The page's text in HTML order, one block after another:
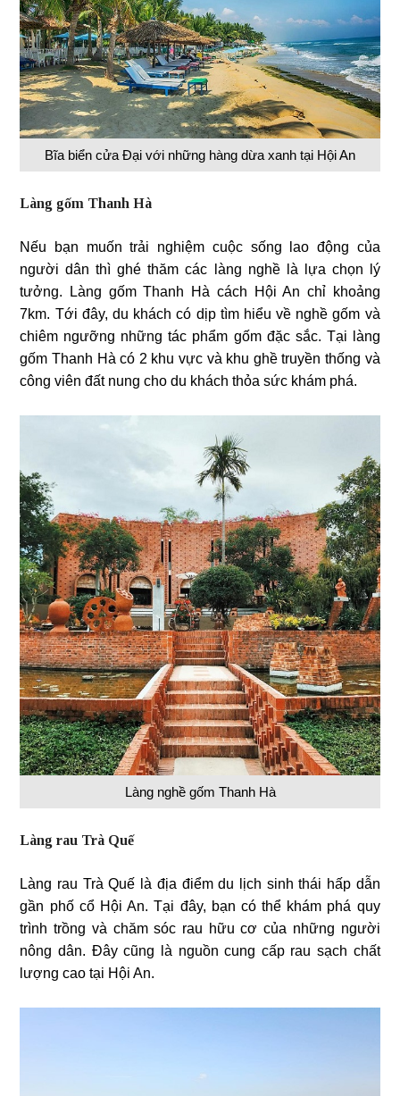
Bĩa biển cửa Đại với những hàng dừa xanh tại Hội An
Làng gốm Thanh Hà
Nếu bạn muốn trải nghiệm cuộc sống lao động của
người dân thì ghé thăm các làng nghề là lựa chọn lý
tưởng. Làng gốm Thanh Hà cách Hội An chỉ khoảng
7km. Tới đây, du khách có dịp tìm hiểu về nghề gốm và
chiêm ngưỡng những tác phẩm gốm đặc sắc. Tại làng
gốm Thanh Hà có 2 khu vực và khu ghề truyền thống và
công viên đất nung cho du khách thỏa sức khám phá.
Làng nghề gốm Thanh Hà
Làng rau Trà Quế
Làng rau Trà Quế là địa điểm du lịch sinh thái hấp dẫn
gần phố cổ Hội An. Tại đây, bạn có thể khám phá quy
trình trồng và chăm sóc rau hữu cơ của những người
nông dân. Đây cũng là nguồn cung cấp rau sạch chất
lượng cao tại Hội An.